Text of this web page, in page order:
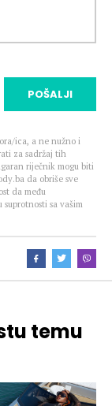
POŠALJI
ica, a ne nužno i
za sadržaj tih
riječnik mogu biti
da obriše sve
da među
sa vašim
temu